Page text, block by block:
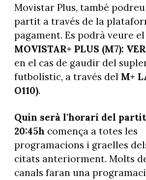
Movistar Plus, també
partit a través de la
pagament. Es podrà veure
MOVISTAR+ PLUS (M7):
en el cas de gaudir del
futbolístic, a través del M+
O110).
Quin serà l'horari del
20:45h comença a totes les
programacions i graelles
citats anteriorment. Molts
canals faran una